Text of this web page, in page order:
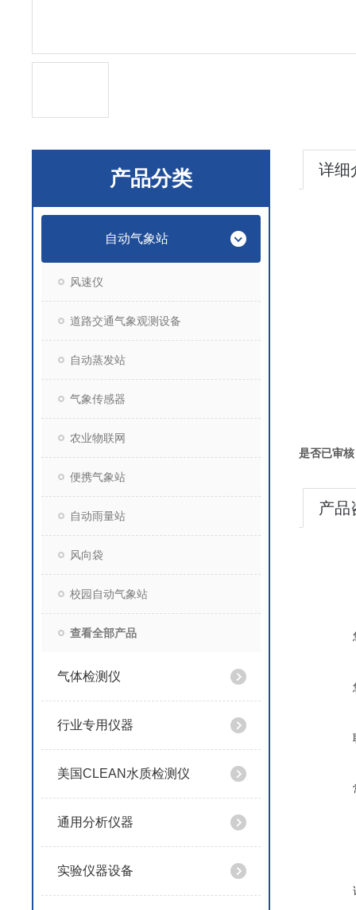
产品分类
自动气象站
风速仪
道路交通气象观测设备
自动蒸发站
气象传感器
农业物联网
便携气象站
自动雨量站
风向袋
校园自动气象站
查看全部产品
气体检测仪
行业专用仪器
美国CLEAN水质检测仪
通用分析仪器
实验仪器设备
详细
是否已审
产品